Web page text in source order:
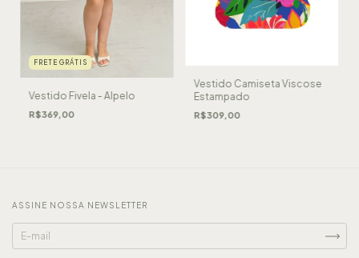
FRETE GRÁTIS
Vestido Fivela - Alpelo
R$369,00
Vestido Camiseta Viscose
Estampado
R$309,00
ASSINE NOSSA NEWSLETTER